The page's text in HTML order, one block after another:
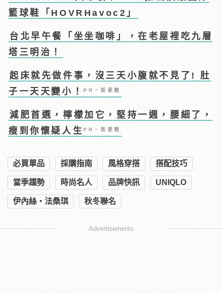
籃球鞋「HOVRHavoc2」
台北早午餐「坐坐咖啡」，在老屋裡吃九層
塔三明治！
起床就先做件事，沒三天小腹就不見了! 肚
子一天天變小！PR・新素簡
減肥首選，檸檬加它，堅持一週，腰細了，
瘦到你懷疑人生PR・新素簡
必買單品 採購指南 風格穿搭 搭配技巧
當季趨勢 時尚名人 品牌快訊 UNIQLO
伊內絲・法桑琪 秋冬聯名
Advertisements